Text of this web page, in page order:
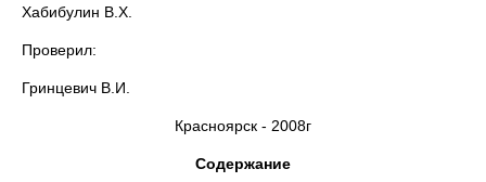
Хабибулин В.Х.
Проверил:
Гринцевич В.И.
Красноярск - 2008г
Содержание